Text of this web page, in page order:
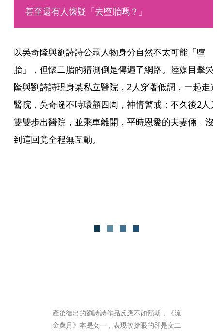
甚至還有人懷疑「去墮胎嗎？」
以吳奇隆與劉詩詩公眾人物身分自然不太可能「墮
胎」，但懷二胎的猜測倒是傳遍了網路。陸媒目擊吳
隆與劉詩詩現身某私立醫院，2人穿著低調，一起走
醫院，吳奇隆不時環顧四周，神情警戒；不久後2人
雙雙步出醫院，並乘車離開，平時恩愛的夫妻倆，沒
到這回竟全程無互動。
產後復出的劉詩詩作品反應不如預期，《流
金歲月》本是女一，表現較搶眼的卻是女二